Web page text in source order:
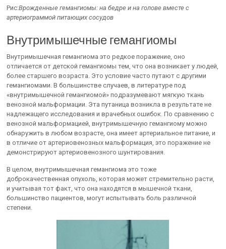
Рис:Врожденные гемангиомы: на бедре и на голове вместе с
артериограммой питающих сосудов
Внутримышечные гемангиомы
Внутримышечная гемангиома это редкое поражение, оно
отличается от детской гемангиомы тем, что она возникает у людей,
более старшего возраста. Это условие часто путают с другими
гемангиомами. В большинстве случаев, в литературе под
«внутримышечной гемангиомой» подразумевают мягкую ткань
венозной мальформации. Эта путаница возникла в результате не
надлежащего исследования и врачебных ошибок. По сравнению с
венозной мальформацией, внутримышечную гемангиому можно
обнаружить в любом возрасте, она имеет артериальное питание, и
в отличие от артериовенозных мальформация, это поражение не
демонстрируют артериовенозного шунтирования.
В целом, внутримышечная гемангиома это тоже
доброкачественная опухоль, которая может стремительно расти,
и учитывая тот факт, что она находятся в мышечной ткани,
большинство пациентов, могут испытывать боль различной
степени.